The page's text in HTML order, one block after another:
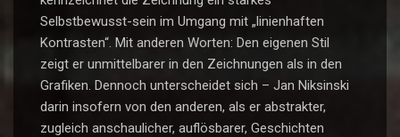
Selbstbewusst-sein im Umgang mit „linienhaften
Kontrasten“. Mit anderen Worten: Den eigenen Stil
zeigt er unmittelbarer in den Zeichnungen als in den
Grafiken. Dennoch unterscheidet sich – Jan Niksinski
darin insofern von den anderen, als er abstrakter,
zugleich anschaulicher, auflösbarer, Geschichten